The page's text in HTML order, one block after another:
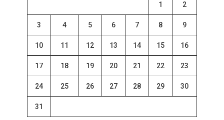
1 2
3 4 5 6 7 8 9
10 11 12 13 14 15 16
17 18 19 20 21 22 23
24 25 26 27 28 29 30
31